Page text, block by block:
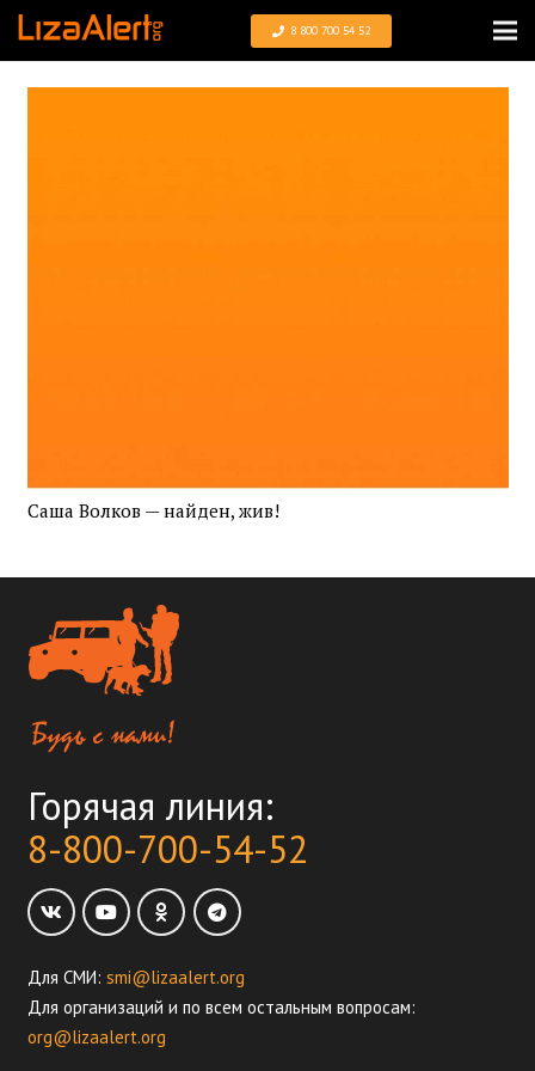
8 800 700 54 52
Саша Волков — найден, жив!
Горячая линия:
8-800-700-54-52
Для СМИ: smi@lizaalert.org
Для организаций и по всем остальным вопросам:
org@lizaalert.org